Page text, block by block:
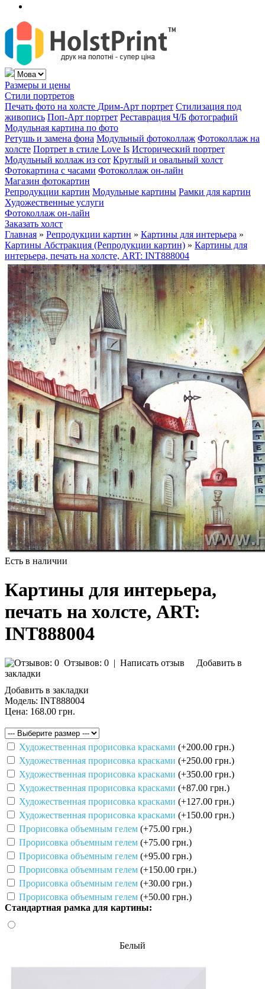
Размеры и цены
Стили портретов
Печать фото на холсте Дрим-Арт портрет Стилизация под
живопись Поп-Арт портрет Реставрация Ч/Б фотографий
Модульная картина по фото
Ретушь и замена фона Модульный фотоколлаж Фотоколлаж на
холсте Портрет в стиле Love Is Исторический портрет
Модульный коллаж из сот Круглый и овальный холст
Фотокартина с часами Фотоколлаж он-лайн
Магазин фотокартин
Репродукции картин Модульные картины Рамки для картин
Художественные услуги
Фотоколлаж он-лайн
Заказать холст
Главная » Репродукции картин » Картины для интерьера »
Картины Абстракция (Репродукции картин) » Картины для
интерьера, печать на холсте, ART: INT888004
Есть в наличии
Картины для интерьера,
печать на холсте, ART:
INT888004
Отзывов: 0 | Написать отзыв
Добавить в
закладки
Добавить в закладки
Модель: INT888004
Цена: 168.00 грн.
Художественная прорисовка красками (+200.00 грн.)
Художественная прорисовка красками (+250.00 грн.)
Художественная прорисовка красками (+350.00 грн.)
Художественная прорисовка красками (+87.00 грн.)
Художественная прорисовка красками (+127.00 грн.)
Художественная прорисовка красками (+150.00 грн.)
Прорисовка объемным гелем (+75.00 грн.)
Прорисовка объемным гелем (+75.00 грн.)
Прорисовка объемным гелем (+95.00 грн.)
Прорисовка объемным гелем (+150.00 грн.)
Прорисовка объемным гелем (+30.00 грн.)
Прорисовка объемным гелем (+50.00 грн.)
Стандартная рамка для картины:
Белый